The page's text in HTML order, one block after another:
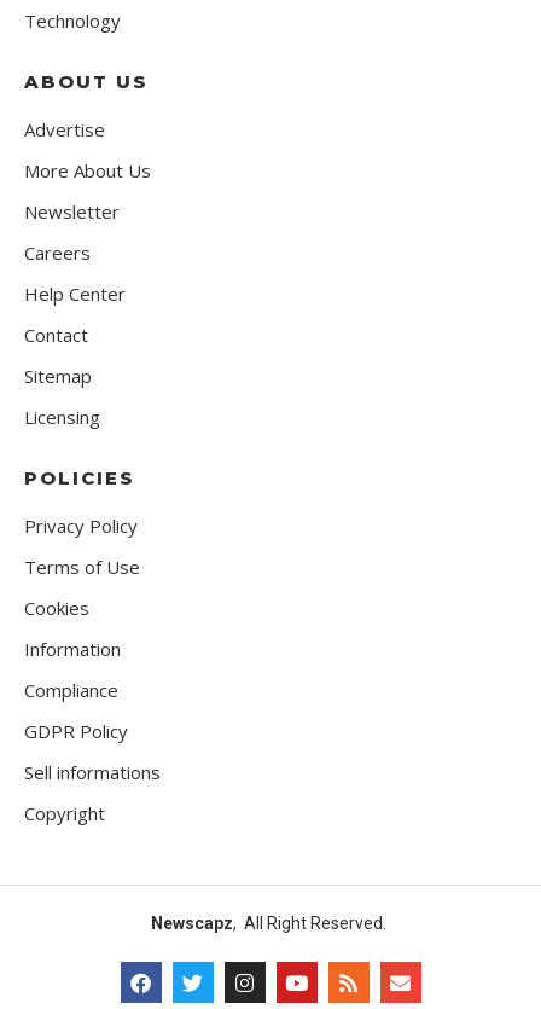
Technology
ABOUT US
Advertise
More About Us
Newsletter
Careers
Help Center
Contact
Sitemap
Licensing
POLICIES
Privacy Policy
Terms of Use
Cookies
Information
Compliance
GDPR Policy
Sell informations
Copyright
Newscapz, All Right Reserved.